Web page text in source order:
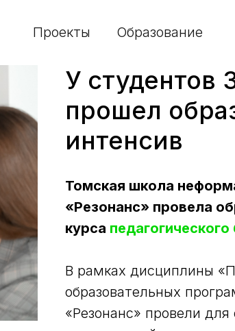
Проекты Образование
У студентов
прошел
интенсив
Томская школа
«Резонанс» провела
курса
В рамках дисциплины
образовательных
‭«Резонанс‭» провели